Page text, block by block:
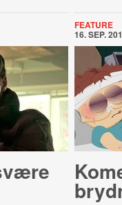
FEATURE
16. SEP.